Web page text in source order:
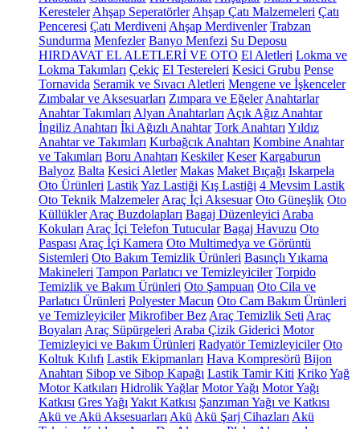
Keresteler Ahşap Seperatörler Ahşap Çatı Malzemeleri Çatı
Penceresi Çatı Merdiveni Ahşap Merdivenler Trabzan
Sundurma Menfezler Banyo Menfezi Su Deposu
HIRDAVAT EL ALETLERİ VE OTO El Aletleri Lokma ve
Lokma Takımları Çekiç El Testereleri Kesici Grubu Pense
Tornavida Seramik ve Sıvacı Aletleri Mengene ve İşkenceler
Zımbalar ve Aksesuarları Zımpara ve Eğeler Anahtarlar
Anahtar Takımları Alyan Anahtarları Açık Ağız Anahtar
İngiliz Anahtarı İki Ağızlı Anahtar Tork Anahtarı Yıldız
Anahtar ve Takımları Kurbağcık Anahtarı Kombine Anahtar
ve Takımları Boru Anahtarı Keskiler Keser Kargaburun
Balyoz Balta Kesici Aletler Makas Maket Bıçağı Iskarpela
Oto Ürünleri LastikYaz Lastiği Kış Lastiği 4 Mevsim Lastik
Oto Teknik Malzemeler Araç İçi Aksesuar Oto Güneşlik Oto
Küllükler Araç Buzdolapları Bagaj Düzenleyici Araba
Kokuları Araç İçi Telefon Tutucular Bagaj Havuzu Oto
Paspası Araç İçi Kamera Oto Multimedya ve Görüntü
Sistemleri Oto Bakım Temizlik Ürünleri Basınçlı Yıkama
Makineleri Tampon Parlatıcı ve Temizleyiciler Torpido
Temizlik ve Bakım Ürünleri Oto Şampuan Oto Cila ve
Parlatıcı Ürünleri Polyester Macun Oto Cam Bakım Ürünleri
ve Temizleyiciler Mikrofiber Bez Araç Temizlik Seti Araç
Boyaları Araç Süpürgeleri Araba Çizik Giderici Motor
Temizleyici ve Bakım Ürünleri Radyatör Temizleyiciler Oto
Koltuk Kılıfı Lastik Ekipmanları Hava Kompresörü Bijon
Anahtarı Sibop ve Sibop Kapağı Lastik Tamir Kiti KrikoYağ
Motor Katkıları Hidrolik Yağlar Motor Yağı Motor Yağı
Katkısı Gres Yağı Yakıt Katkısı Şanzıman Yağı ve Katkısı
Akü ve Akü Aksesuarları Akü Akü Şarj Cihazları Akü